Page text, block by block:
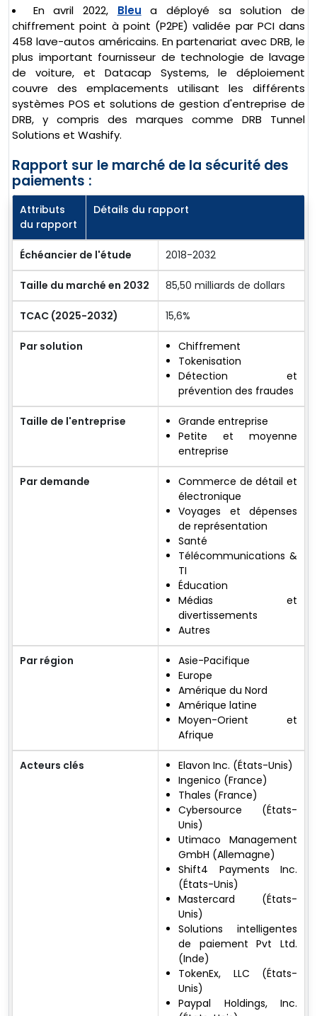
En avril 2022, Bleu a déployé sa solution de
chiffrement point à point (P2PE) validée par PCI dans
458 lave-autos américains. En partenariat avec DRB, le
plus important fournisseur de technologie de lavage
de voiture, et Datacap Systems, le déploiement
couvre des emplacements utilisant les différents
systèmes POS et solutions de gestion d'entreprise de
DRB, y compris des marques comme DRB Tunnel
Solutions et Washify.
Rapport sur le marché de la sécurité des
paiements :
Attributs
du rapport
Détails du rapport
Échéancier de l'étude 2018-2032
Taille du marché en 2032 85,50 milliards de dollars
TCAC (2025-2032) 15,6%
Par solution
Chiffrement
Tokenisation
Détection et
prévention des fraudes
Taille de l'entreprise
Grande entreprise
Petite et moyenne
entreprise
Par demande
Commerce de détail et
électronique
Voyages et dépenses
de représentation
Santé
Télécommunications &
TI
Éducation
Médias et
divertissements
Autres
Par région
Asie-Pacifique
Europe
Amérique du Nord
Amérique latine
Moyen-Orient et
Afrique
Acteurs clés
Elavon Inc. (États-Unis)
Ingenico (France)
Thales (France)
Cybersource (États-
Unis)
Utimaco Management
GmbH (Allemagne)
Shift4 Payments Inc.
(États-Unis)
Mastercard (États-
Unis)
Solutions intelligentes
de paiement Pvt Ltd.
(Inde)
TokenEx, LLC (États-
Unis)
Paypal Holdings, Inc.